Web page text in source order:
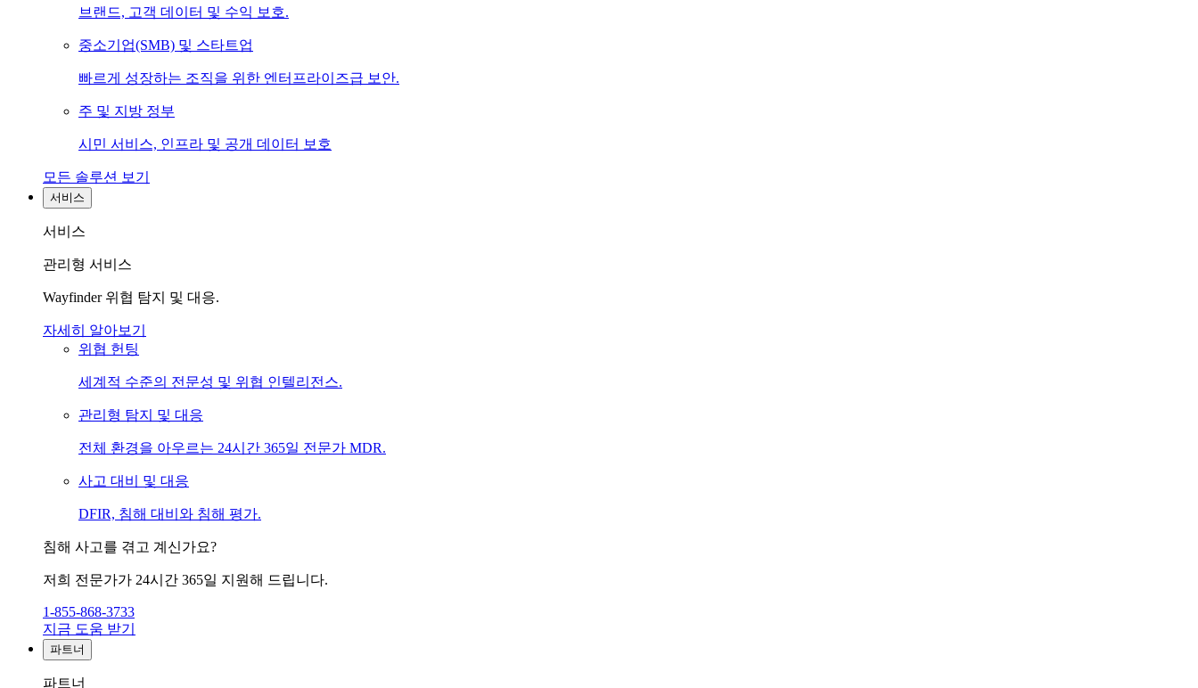
브랜드, 고객 데이터 및 수익 보호.
중소기업(SMB) 및 스타트업
빠르게 성장하는 조직을 위한 엔터프라이즈급 보안.
주 및 지방 정부
시민 서비스, 인프라 및 공개 데이터 보호
모든 솔루션 보기
서비스
서비스
관리형 서비스
Wayfinder 위협 탐지 및 대응.
자세히 알아보기
위협 헌팅
세계적 수준의 전문성 및 위협 인텔리전스.
관리형 탐지 및 대응
전체 환경을 아우르는 24시간 365일 전문가 MDR.
사고 대비 및 대응
DFIR, 침해 대비와 침해 평가.
침해 사고를 겪고 계신가요?
저희 전문가가 24시간 365일 지원해 드립니다.
1-855-868-3733
지금 도움 받기
파트너
파트너